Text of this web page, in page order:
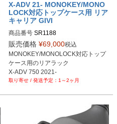
X-ADV 21- MONOKEY/MONO
LOCK対応トップケース用 リア
キャリア GIVI
商品番号 SR1188
販売価格 ¥69,000税込
MONOKEY/MONOLOCK対応トップ
ケース用のリアラック
X-ADV 750 2021-
1～2ヶ月